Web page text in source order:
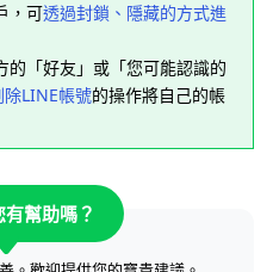
，可透過封鎖、隱藏的方式進
的「好友」或「您可能認識的
除LINE帳號的操作將自己的帳
幫助嗎？